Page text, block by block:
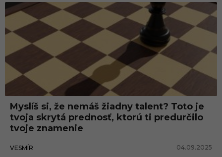
t
a
l
e
n
t
Myslíš si, že nemáš žiadny talent? Toto je
tvoja skrytá prednosť, ktorú ti predurčilo
tvoje znamenie
VESMÍR 04.09.2025